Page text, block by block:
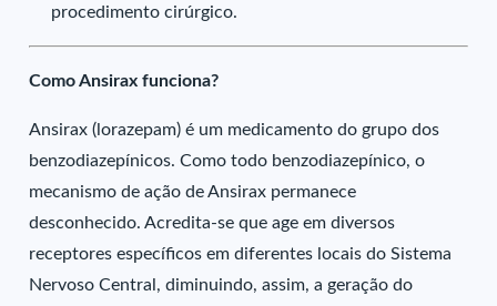
procedimento cirúrgico.
Como Ansirax funciona?
Ansirax (lorazepam) é um medicamento do grupo dos
benzodiazepínicos. Como todo benzodiazepínico, o
mecanismo de ação de Ansirax permanece
desconhecido. Acredita-se que age em diversos
receptores específicos em diferentes locais do Sistema
Nervoso Central, diminuindo, assim, a geração do